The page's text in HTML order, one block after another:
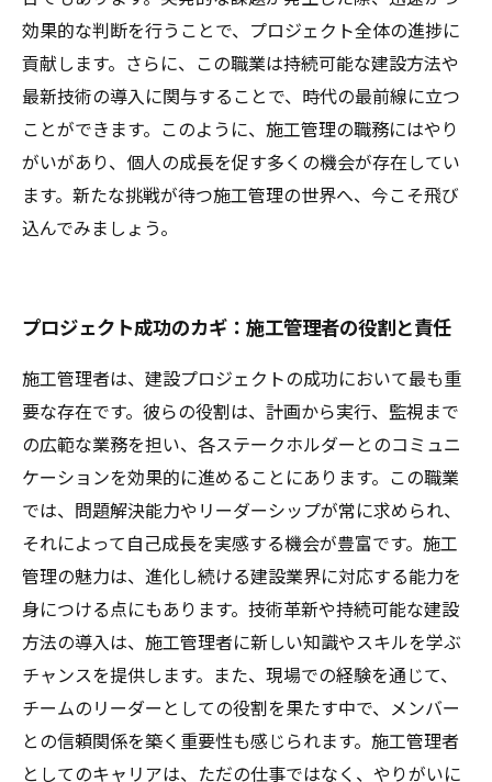
効果的な判断を行うことで、プロジェクト全体の進捗に
貢献します。さらに、この職業は持続可能な建設方法や
最新技術の導入に関与することで、時代の最前線に立つ
ことができます。このように、施工管理の職務にはやり
がいがあり、個人の成長を促す多くの機会が存在してい
ます。新たな挑戦が待つ施工管理の世界へ、今こそ飛び
込んでみましょう。
プロジェクト成功のカギ：施工管理者の役割と責任
施工管理者は、建設プロジェクトの成功において最も重
要な存在です。彼らの役割は、計画から実行、監視まで
の広範な業務を担い、各ステークホルダーとのコミュニ
ケーションを効果的に進めることにあります。この職業
では、問題解決能力やリーダーシップが常に求められ、
それによって自己成長を実感する機会が豊富です。施工
管理の魅力は、進化し続ける建設業界に対応する能力を
身につける点にもあります。技術革新や持続可能な建設
方法の導入は、施工管理者に新しい知識やスキルを学ぶ
チャンスを提供します。また、現場での経験を通じて、
チームのリーダーとしての役割を果たす中で、メンバー
との信頼関係を築く重要性も感じられます。施工管理者
としてのキャリアは、ただの仕事ではなく、やりがいに